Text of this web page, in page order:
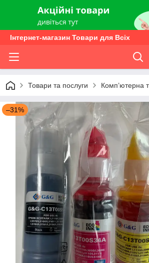
Інтернет-магазин Товари для Всіх
Товари та послуги Комп’ютерна
–31%